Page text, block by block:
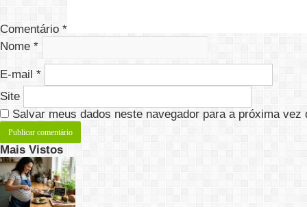
Comentário *
Nome *
E-mail *
Site
Salvar meus dados neste navegador para a próxima vez
Mais Vistos